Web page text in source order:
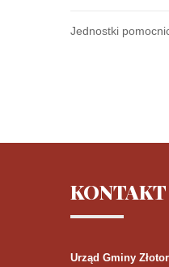
Jednostki
KONTAKT
Urząd Gminy